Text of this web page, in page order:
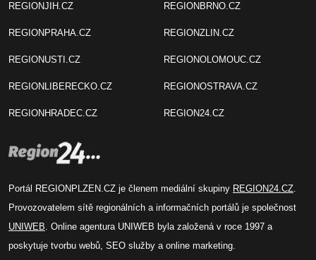
REGIONJIH.CZ
REGIONPRAHA.CZ
REGIONUSTI.CZ
REGIONLIBERECKO.CZ
REGIONHRADEC.CZ
REGIONBRNO.CZ
REGIONZLIN.CZ
REGIONOLOMOUC.CZ
REGIONOSTRAVA.CZ
REGION24.CZ
Portál REGIONPLZEN.CZ je členem mediální skupiny REGION24.CZ.
Provozovatelem sítě regionálních a informačních portálů je společnost
UNIWEB. Online agentura UNIWEB byla založená v roce 1997 a
poskytuje tvorbu webů, SEO služby a online marketing.